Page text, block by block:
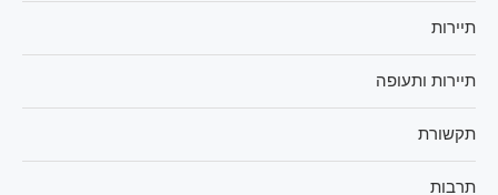
תיירות
תיירות ותעופה
תקשורת
תרבות